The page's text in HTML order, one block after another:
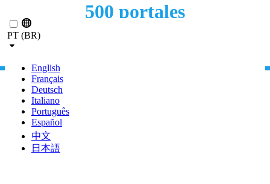
Pular para o Conteúdo principal
PT (BR)
English
Français
Deutsch
Italiano
Português
Español
中文
日本語
500 portales
MIGRACIÓN DE MEDIO MILLAR DE PORTALES